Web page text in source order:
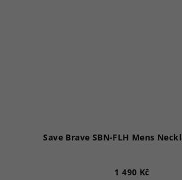
Save Brave SBN-FLH Mens
1 490 Kč